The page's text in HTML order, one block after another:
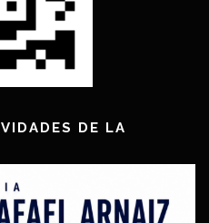
DE LA